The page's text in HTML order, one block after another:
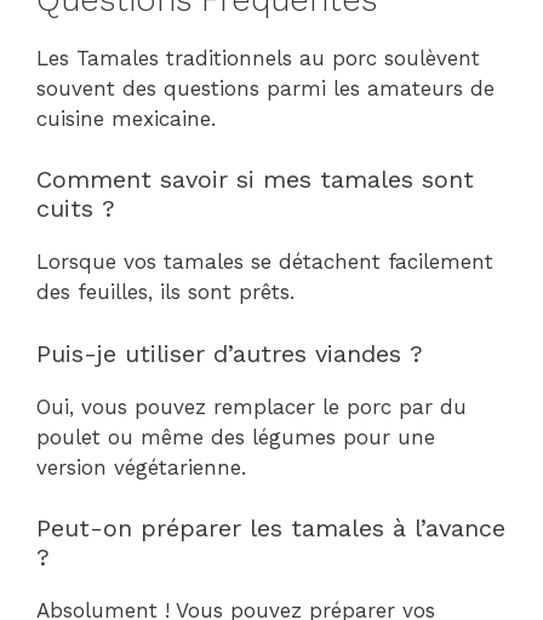
Les Tamales traditionnels au porc soulèvent
souvent des questions parmi les amateurs de
cuisine mexicaine.
Comment savoir si mes tamales sont
cuits ?
Lorsque vos tamales se détachent facilement
des feuilles, ils sont prêts.
Puis-je utiliser d’autres viandes ?
Oui, vous pouvez remplacer le porc par du
poulet ou même des légumes pour une
version végétarienne.
Peut-on préparer les tamales à l’avance
?
Absolument ! Vous pouvez préparer vos